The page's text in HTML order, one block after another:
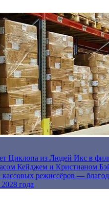
Циклопа из Людей Икс в
Кейджем и Кристианом
режиссёров —
года